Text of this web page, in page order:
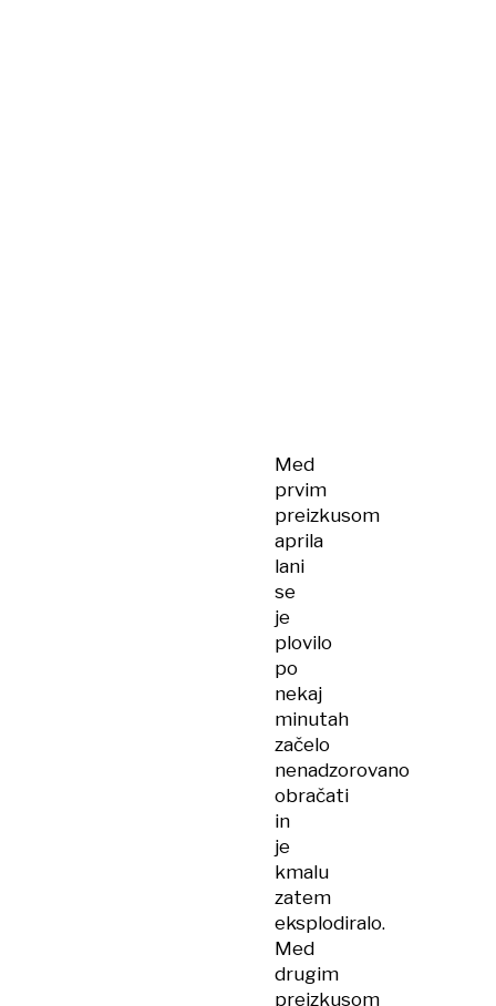
Med
prvim
preizkusom
aprila
lani
se
je
plovilo
po
nekaj
minutah
začelo
nenadzorovano
obračati
in
je
kmalu
zatem
eksplodiralo.
Med
drugim
preizkusom